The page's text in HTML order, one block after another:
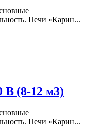
Печи «Карин...
В (8-12 м3)
Печи «Карин...